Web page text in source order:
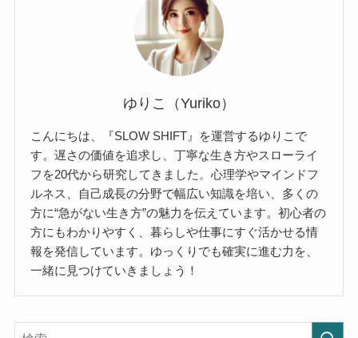
ゆりこ（Yuriko）
こんにちは、『SLOW SHIFT』を運営するゆりこで
す。遅さの価値を追求し、丁寧な生き方やスローライ
フを20代から研究してきました。心理学やマインドフ
ルネス、自己成長の分野で幅広い知識を培い、多くの
方に“急がない生き方”の魅力を伝えています。初心者の
方にもわかりやすく、暮らしや仕事にすぐ活かせる情
報を発信しています。ゆっくりでも確実に進む力を、
一緒に見つけていきましょう！